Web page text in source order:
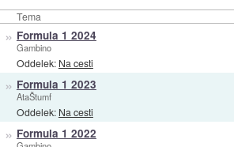
Tema
» Formula 1 2024
Gambino
Oddelek: Na cesti
» Formula 1 2023
AtaŠtumf
Oddelek: Na cesti
» Formula 1 2022